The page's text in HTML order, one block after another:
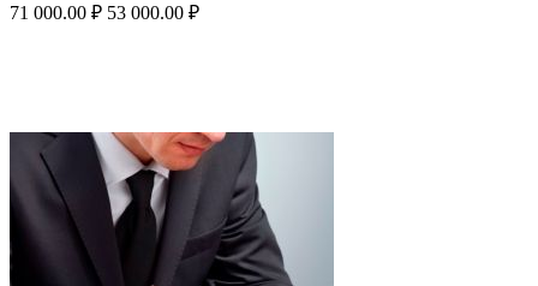
71 000.00 ₽ 53 000.00 ₽